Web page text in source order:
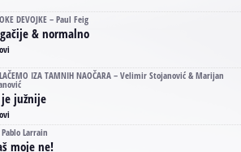
DEVOJKE – Paul Feig
& normalno
IZA TAMNIH NAOČARA – Velimir Stojanović & Marijan
je južnije
Pablo Larrain
moje ne!